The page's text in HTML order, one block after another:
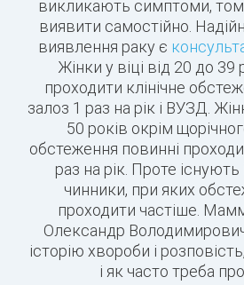
викликають симптоми,
виявити самостійно.
виявлення раку є
Жінки у віці від 20 до 39
проходити клінічне
залоз 1 раз на рік і ВУЗД.
50 років окрім
обстеження повинні
раз на рік. Проте існують
чинники, при яких
проходити частіше.
Олександр
історію хвороби і
і як часто треба